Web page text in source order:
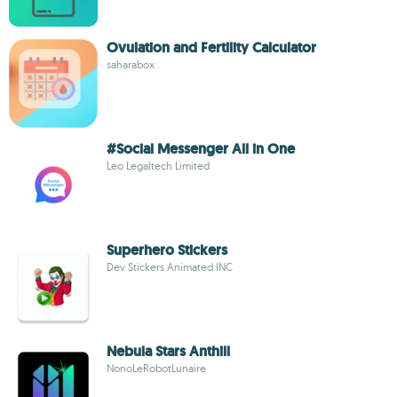
Ovulation and Fertility Calculator
saharabox
#Social Messenger All in One
Leo Legaltech Limited
Superhero Stickers
Dev Stickers Animated INC
Nebula Stars Anthill
NonoLeRobotLunaire